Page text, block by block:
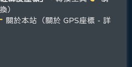
）
關於本站（關於 GPS座標 - 詳